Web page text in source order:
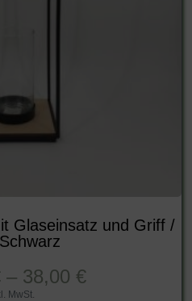
Glaseinsatz und Griff /
– 38,00 €
MwSt.